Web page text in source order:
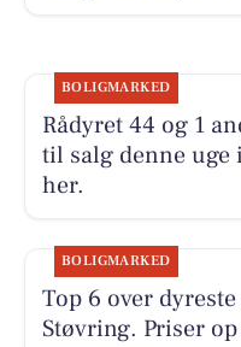
BOLIGMARKED
Rådyret 44 og 1
til salg denne uge
her.
BOLIGMARKED
Top 6 over
Støvring. Priser